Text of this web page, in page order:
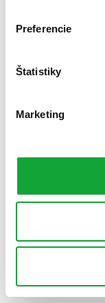
Preferencie
Štatistiky
Marketing